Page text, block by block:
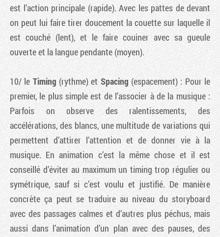
est l’action principale (rapide). Avec les pattes de devant
on peut lui faire tirer doucement la couette sur laquelle il
est couché (lent), et le faire couiner avec sa gueule
ouverte et la langue pendante (moyen).
10/ le Timing (rythme) et Spacing (espacement) : Pour le
premier, le plus simple est de l’associer à de la musique :
Parfois on observe des ralentissements, des
accélérations, des blancs, une multitude de variations qui
permettent d’attirer l’attention et de donner vie à la
musique. En animation c’est la même chose et il est
conseillé d’éviter au maximum un timing trop régulier ou
symétrique, sauf si c’est voulu et justifié. De manière
concrète ça peut se traduire au niveau du storyboard
avec des passages calmes et d’autres plus péchus, mais
aussi dans l’animation d’un plan avec des pauses, des